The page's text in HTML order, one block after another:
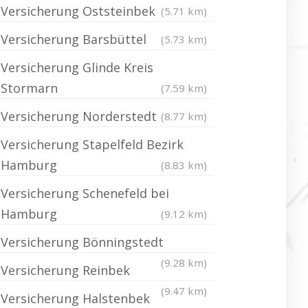
Versicherung Oststeinbek (5.71 km)
Versicherung Barsbüttel (5.73 km)
Versicherung Glinde Kreis
Stormarn
(7.59 km)
Versicherung Norderstedt (8.77 km)
Versicherung Stapelfeld Bezirk
Hamburg
(8.83 km)
Versicherung Schenefeld bei
Hamburg
(9.12 km)
Versicherung Bönningstedt
(9.28 km)
Versicherung Reinbek
(9.47 km)
Versicherung Halstenbek